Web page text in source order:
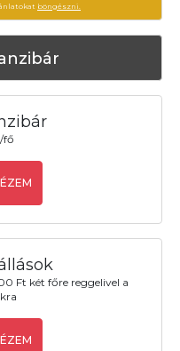
böngészni.
fő
Ft két főre reggelivel a